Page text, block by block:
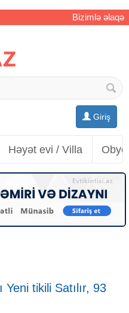
Bizimlə əlaqə
Giriş
Həyət evi / Villa
tikili Satılır, 93